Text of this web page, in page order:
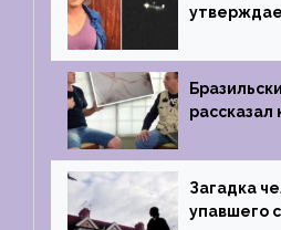
рассказал
1996 году
Загадка
упавшего